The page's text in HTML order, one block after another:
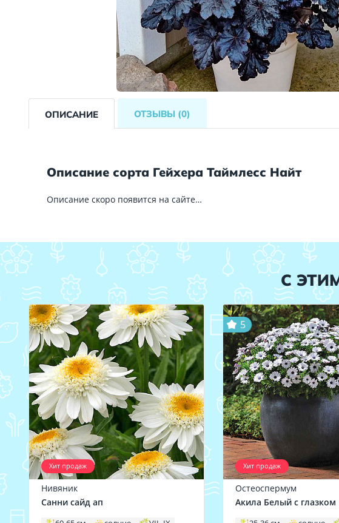
ОПИСАНИЕ ОТЗЫВЫ (0)
Описание сорта Гейхера Таймлесс Найт
Описание скоро появится на сайте…
С
Хит продаж
Нивяник
Санни сайд ап
Хит продаж
5
Остеоспермум
Акила Белый с глазком